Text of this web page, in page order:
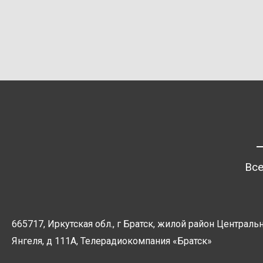
665717, Иркутская обл., г Братск, жилой район
Янгеля, д 111А, Телерадиокомпания «Братск»